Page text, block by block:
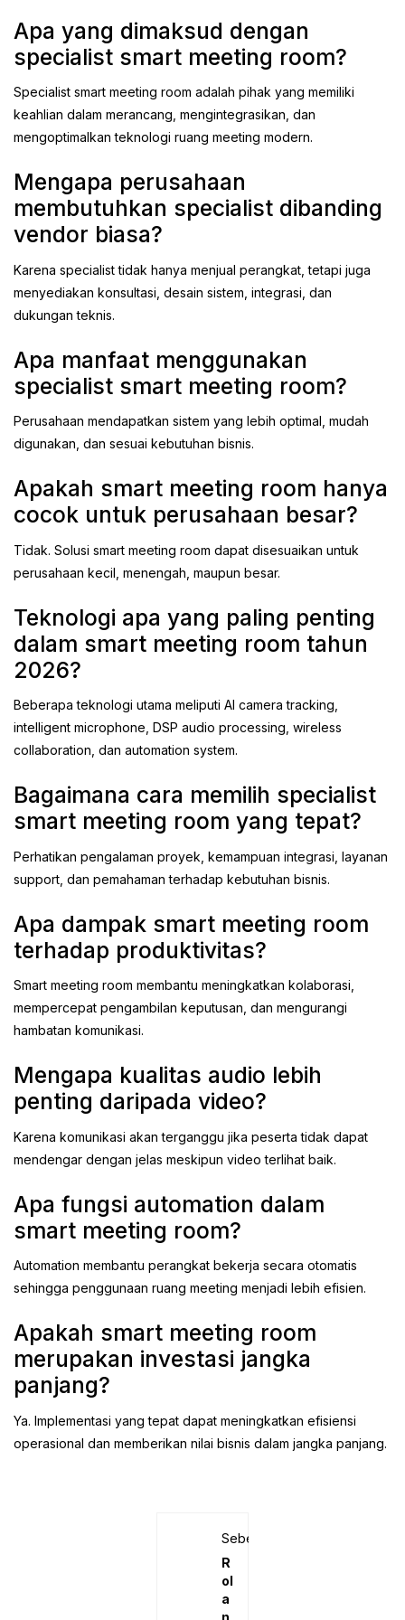
Apa yang dimaksud dengan
specialist smart meeting room?
Specialist smart meeting room adalah pihak yang memiliki
keahlian dalam merancang, mengintegrasikan, dan
mengoptimalkan teknologi ruang meeting modern.
Mengapa perusahaan
membutuhkan specialist dibanding
vendor biasa?
Karena specialist tidak hanya menjual perangkat, tetapi juga
menyediakan konsultasi, desain sistem, integrasi, dan
dukungan teknis.
Apa manfaat menggunakan
specialist smart meeting room?
Perusahaan mendapatkan sistem yang lebih optimal, mudah
digunakan, dan sesuai kebutuhan bisnis.
Apakah smart meeting room hanya
cocok untuk perusahaan besar?
Tidak. Solusi smart meeting room dapat disesuaikan untuk
perusahaan kecil, menengah, maupun besar.
Teknologi apa yang paling penting
dalam smart meeting room tahun
2026?
Beberapa teknologi utama meliputi AI camera tracking,
intelligent microphone, DSP audio processing, wireless
collaboration, dan automation system.
Bagaimana cara memilih specialist
smart meeting room yang tepat?
Perhatikan pengalaman proyek, kemampuan integrasi, layanan
support, dan pemahaman terhadap kebutuhan bisnis.
Apa dampak smart meeting room
terhadap produktivitas?
Smart meeting room membantu meningkatkan kolaborasi,
mempercepat pengambilan keputusan, dan mengurangi
hambatan komunikasi.
Mengapa kualitas audio lebih
penting daripada video?
Karena komunikasi akan terganggu jika peserta tidak dapat
mendengar dengan jelas meskipun video terlihat baik.
Apa fungsi automation dalam
smart meeting room?
Automation membantu perangkat bekerja secara otomatis
sehingga penggunaan ruang meeting menjadi lebih efisien.
Apakah smart meeting room
merupakan investasi jangka
panjang?
Ya. Implementasi yang tepat dapat meningkatkan efisiensi
operasional dan memberikan nilai bisnis dalam jangka panjang.
Sebelumnya
R
ol
a
n